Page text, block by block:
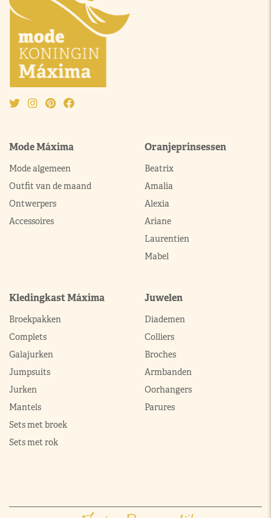
Mode Máxima
Mode algemeen
Outfit van de maand
Ontwerpers
Accessoires
Oranjeprinsessen
Beatrix
Amalia
Alexia
Ariane
Laurentien
Mabel
Kledingkast Máxima
Broekpakken
Complets
Galajurken
Jumpsuits
Jurken
Mantels
Sets met broek
Sets met rok
Juwelen
Diademen
Colliers
Broches
Armbanden
Oorhangers
Parures